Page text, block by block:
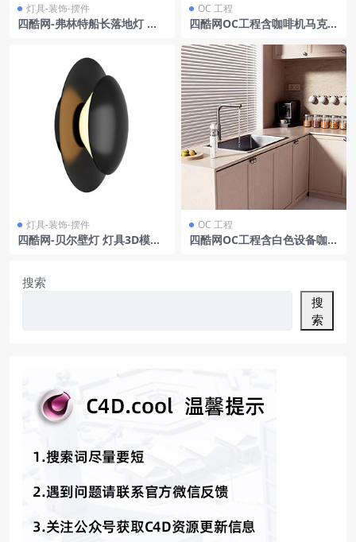
灯具-装饰-摆件
四酷网-弗林特船长落地灯 灯
OC 工程
四酷网OC工程含咖啡机马克杯
灯具-装饰-摆件
四酷网-贝尔壁灯 灯具3D模型
OC 工程
四酷网OC工程含白色设备咖啡
搜索
搜
索